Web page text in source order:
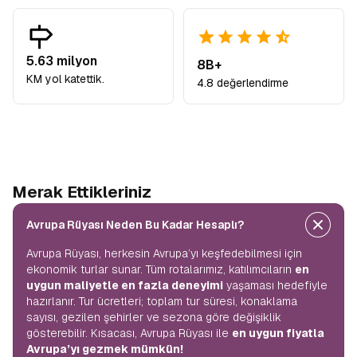
5.63 milyon
KM yol katettik.
8B+
4.8 değerlendirme
Merak Ettikleriniz
Avrupa Rüyası Neden Bu Kadar Hesaplı?
Avrupa Rüyası, herkesin Avrupa’yı keşfedebilmesi için
ekonomik turlar sunar. Tüm rotalarımız, katılımcıların en
uygun maliyetle en fazla deneyimi yaşaması hedefiyle
hazırlanır. Tur ücretleri; toplam tur süresi, konaklama
sayısı, gezilen şehirler ve sezona göre değişiklik
gösterebilir. Kısacası, Avrupa Rüyası ile en uygun fiyatla
Avrupa’yı gezmek mümkün!